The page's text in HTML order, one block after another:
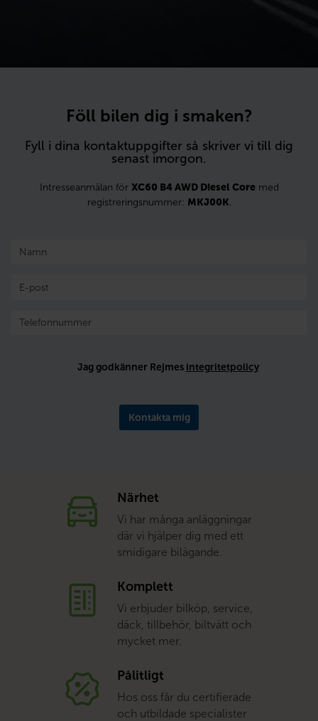
Föll bilen dig i smaken?
Fyll i dina kontaktuppgifter så skriver vi till dig
senast imorgon.
Intresseanmälan för XC60 B4 AWD Diesel Coremed
registreringsnummer: MKJ00K.
Jag godkänner Rejmes integritetpolicy
Kontakta mig
Närhet
Vi har många anläggningar
där vi hjälper dig med ett
smidigare bilägande.
Komplett
Vi erbjuder bilköp, service,
däck, tillbehör, biltvätt och
mycket mer.
Pålitligt
Hos oss får du certifierade
och utbildade specialister